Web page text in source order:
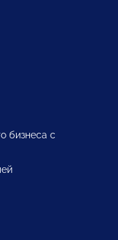
бизнеса с